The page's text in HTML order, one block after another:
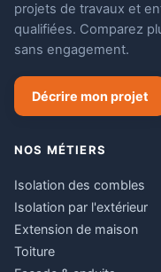
projets de travaux et
qualifiées. Comparez
sans engagement.
Décrire mon projet
NOS MÉTIERS
Isolation des combles
Isolation par l'extérieur
Extension de maison
Toiture